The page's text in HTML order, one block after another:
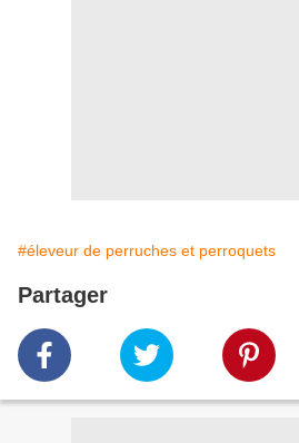
#éleveur de perruches et perroquets
Partager